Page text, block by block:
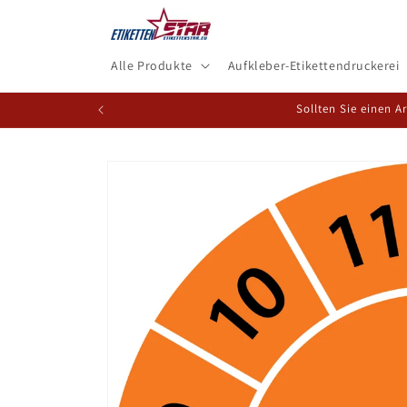
Alle Produkte Aufkleber-Etikettendruckerei
Sollten Sie einen